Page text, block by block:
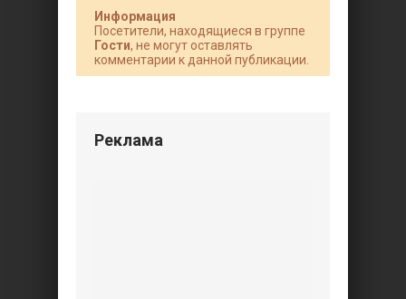
Информация
Посетители, находящиеся в группе
Гости, не могут оставлять
комментарии к данной публикации.
Реклама